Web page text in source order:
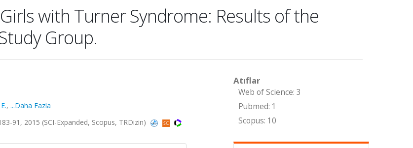
with Turner Syndrome: Results of the
Group.
, ...Daha Fazla
91, 2015 (SCI-Expanded, Scopus, TRDizin)
Atıflar
Web of Science: 3
Pubmed: 1
Scopus: 10